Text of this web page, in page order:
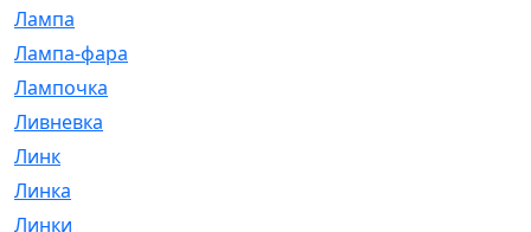
Лампа
Лампа-фара
Лампочка
Ливневка
Линк
Линка
Линки